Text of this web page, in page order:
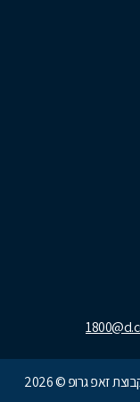
זאפ גרופ © 2026